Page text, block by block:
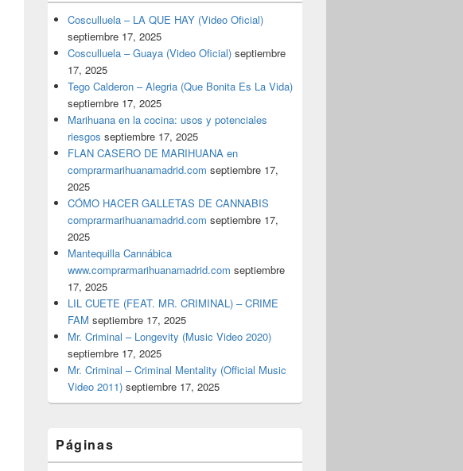
Cosculluela – LA QUE HAY (Video Oficial)
septiembre 17, 2025
Cosculluela – Guaya (Video Oficial) septiembre
17, 2025
Tego Calderon – Alegria (Que Bonita Es La Vida)
septiembre 17, 2025
Marihuana en la cocina: usos y potenciales
riesgos septiembre 17, 2025
FLAN CASERO DE MARIHUANA en
comprarmarihuanamadrid.com septiembre 17,
2025
CÓMO HACER GALLETAS DE CANNABIS
comprarmarihuanamadrid.com septiembre 17,
2025
Mantequilla Cannábica
www.comprarmarihuanamadrid.com septiembre
17, 2025
LIL CUETE (FEAT. MR. CRIMINAL) – CRIME
FAM septiembre 17, 2025
Mr. Criminal – Longevity (Music Video 2020)
septiembre 17, 2025
Mr. Criminal – Criminal Mentality (Official Music
Video 2011) septiembre 17, 2025
Páginas